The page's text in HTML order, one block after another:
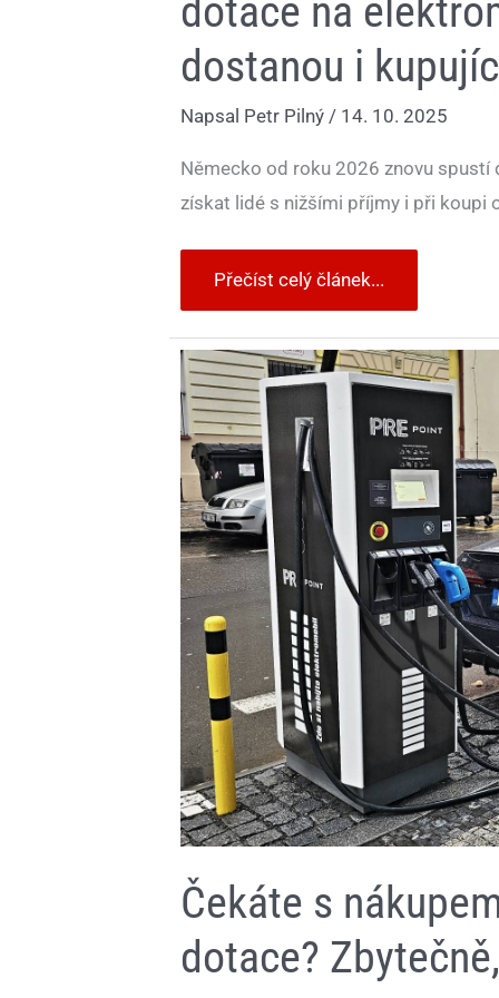
dotace na
dostanou i
Napsal Petr Pilný / 14. 10. 2025
Německo od roku 2026 znovu
získat lidé s nižšími příjmy i při koupi
Přečíst celý článek...
Čekáte s
dotace?
Čekáte
s
nákupem
elektromobilu
na
dotace?
Zbytečně,
Senát
je
smetl
ze
stolu